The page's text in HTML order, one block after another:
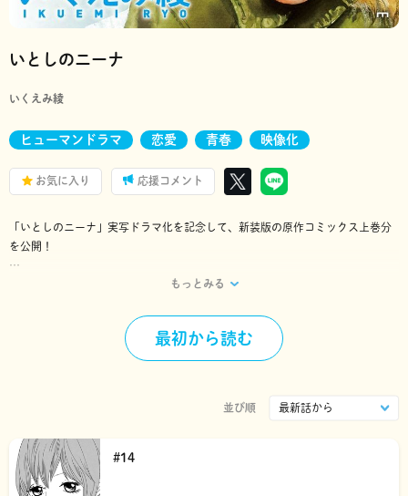
いとしのニーナ
いくえみ綾
ヒューマンドラマ 恋愛 青春 映像化
お気に入り 応援コメント
「いとしのニーナ」実写ドラマ化を記念して、新装版の原作コミックス上巻分
を公開！
ヘタレな高校生･外山厚志と、誰もが憧れる美少女･ニーナ。通学電車で一緒に
の「拉致事件」から始まった――。
事件の首謀者である牛島からニーナを守るためボディガードを務めることにな
った厚志は、気まぐれなニーナに振り回されながらも奮闘を続けるが⁉
実写ドラマは動画配信サービスFODにて配信中！
もっとみる
最初から読む
並び順
#14